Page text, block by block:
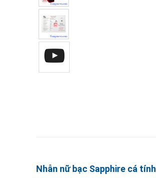
Nhẫn nữ bạc Sapphire cá tính